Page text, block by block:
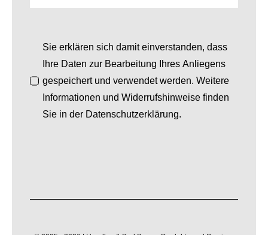
Sie erklären sich damit einverstanden, dass
Ihre Daten zur Bearbeitung Ihres Anliegens
gespeichert und verwendet werden. Weitere
Informationen und Widerrufshinweise finden
Sie in der Datenschutzerklärung.